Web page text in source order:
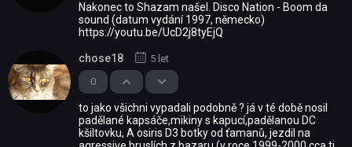
Nakonec to Shazam našel. Disco Nation - Boom da
sound (datum vydání 1997, německo)
https://youtu.be/UcD2j8tyEjQ
0
chose18 5 let
to jako všichni vypadali podobně ? já v té době nosil
padělané kapsáče,mikiny s kapucí,padělanou DC
kšiltovku, A osiris D3 botky od ťamanů, jezdil na